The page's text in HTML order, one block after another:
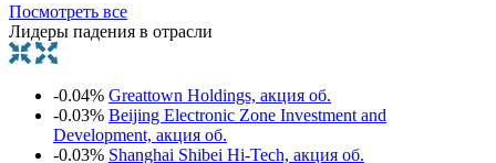
Посмотреть все
Лидеры падения в отрасли
-0.04% Greattown Holdings, акция об.
-0.03% Beijing Electronic Zone Investment and
Development, акция об.
-0.03% Shanghai Shibei Hi-Tech, акция об.